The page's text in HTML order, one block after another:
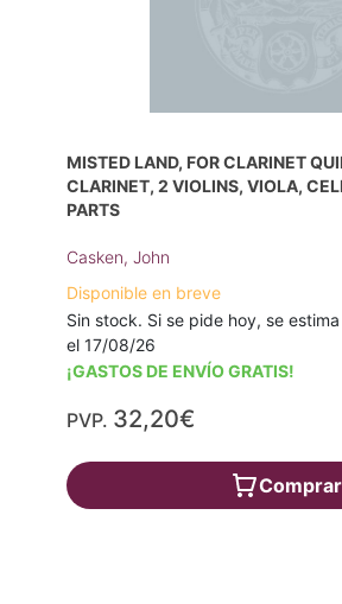
MISTED LAND, FOR CLARINET
CLARINET, 2 VIOLINS, VIOLA,
PARTS
Casken, John
Disponible en breve
Sin stock. Si se pide hoy, se
el 17/08/26
¡GASTOS DE ENVÍO GRATIS!
PVP. 32,20€
Comprar